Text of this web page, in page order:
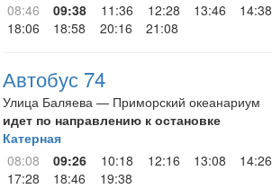
08:46
09:38 11:36 12:28 13:46 14:38
18:06
18:58 20:16 21:08
Автобус 74
Улица Баляева — Приморский океанариум
идет по направлению к остановке
Катерная
08:08
09:26 10:18 12:16 13:08 14:26
17:28
18:46 19:38